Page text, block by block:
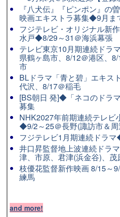
『八犬伝』『ピンポン』の
映画エキストラ募集◆9月ま
フジテレビ・オリジナル新
水戸◆8/29～31＠海浜幕張
テレビ東京10月期連続ドラ
県鶴ヶ島市、8/12＠港区、
市
BLドラマ「青と碧」エキス
代沢、8/17＠稲毛
[BS朝日 発]◆「ネコのドラ
募集
NHK2027年前期連続テレビ
◆9/2～25＠長野(諏訪市＆周
フジテレビ1月期連続ドラ
井口昇監督地上波連続ドラ
津、市原、君津(浜金谷)、茂
枝優花監督新作映画 8/15～
練馬
and more!